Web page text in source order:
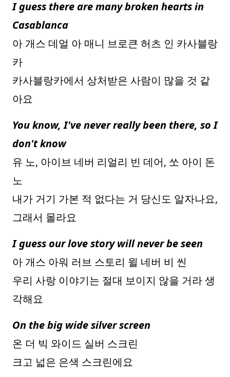
I guess there are many broken hearts in
Casablanca
아 개스 데얼 아 매니 브로큰 허츠 인 카사블랑
카
카사블랑카에서 상처받은 사람이 많을 것 같
아요
You know, I've never really been there, so I
don't know
유 노, 아이브 네버 리얼리 빈 데어, 쏘 아이 돈
노
내가 거기 가본 적 없다는 거 당신도 알자나요,
그래서 몰라요
I guess our love story will never be seen
아 개스 아워 러브 스토리 윌 네버 비 씬
우리 사랑 이야기는 절대 보이지 않을 거라 생
각해요
On the big wide silver screen
온 더 빅 와이드 실버 스크린
크고 넓은 은색 스크린에요